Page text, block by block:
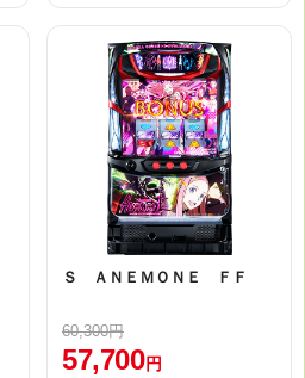
Ｓ ＡＮＥＭＯＮＥ ＦＦ
60,300円
57,700 円